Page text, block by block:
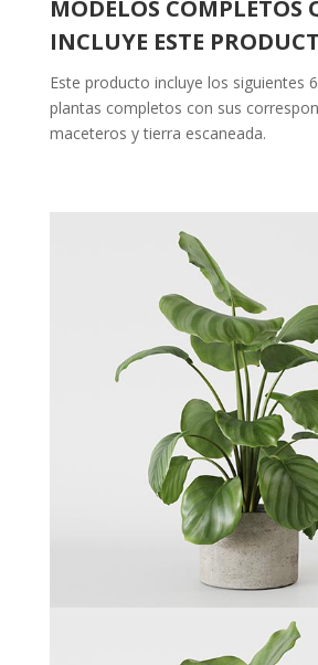
MODELOS COMPLETOS
INCLUYE ESTE
Este producto incluye los siguientes
plantas completos con sus
maceteros y tierra escaneada.